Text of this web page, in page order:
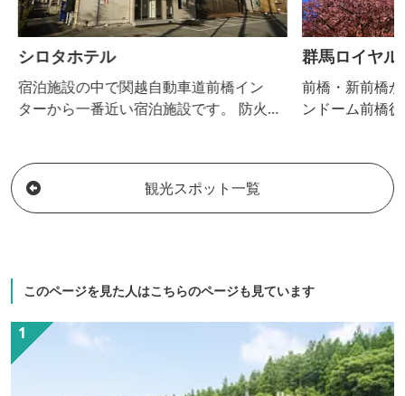
シロタホテル
宿泊施設の中で関越自動車道前橋イン
ターから一番近い宿泊施設です。 防火の
人工温泉のサウナ付大浴場(湯船は、ゆっ
たりの5平米)でリラックス。 駐車場無料
で全室ウォシュレット・静音型冷蔵庫・
充実しています。
群馬ロイヤル
前橋・新前橋
ンドーム前橋
観光スポット一覧
このページを見た人はこちらのページも見ています